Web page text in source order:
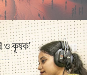
ও কৃষক’